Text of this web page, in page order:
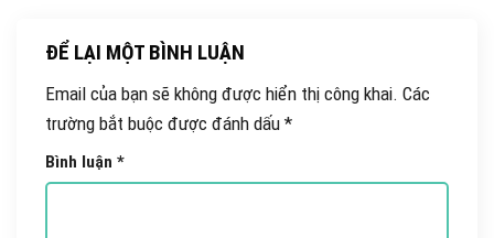
ĐỂ LẠI MỘT BÌNH LUẬN
Email của bạn sẽ không được hiển thị công khai. Các
trường bắt buộc được đánh dấu *
Bình luận *